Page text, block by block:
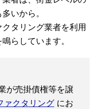
いから。
タリング業者を利用
らしています。
が売掛債権等を譲
ァクタリングにお